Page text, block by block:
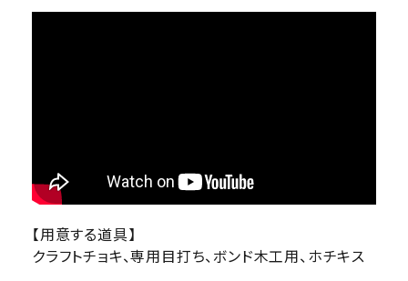
【用意する道具】
クラフトチョキ、専用目打ち、ボンド木工用、ホチキス